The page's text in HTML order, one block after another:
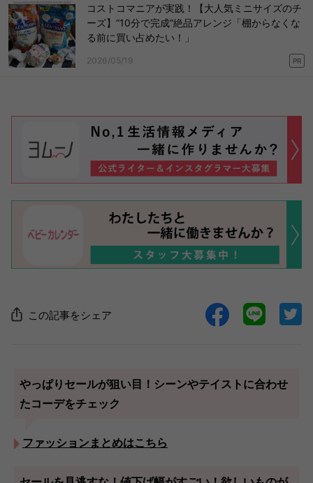
コストコマニアが実践！【大人気ミニサイズのチ
ーズ】“10分で完成”絶品アレンジ「棚からなくな
る前に買い占めたい！」
2026/05/19 PR
この記事をシェア
やっぱりセールが狙い目！シーンやテイストに合わせ
たコーデをチェック
ファッションまとめはこちら